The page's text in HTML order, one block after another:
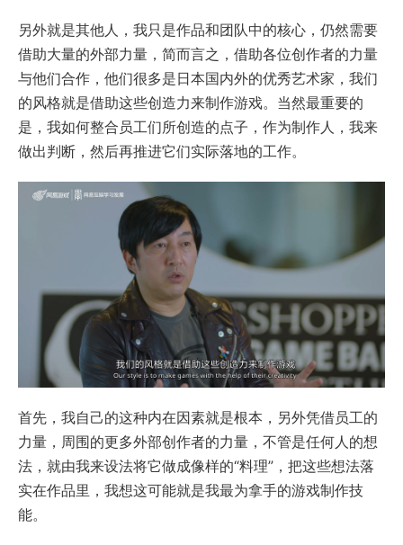
另外就是其他人，我只是作品和团队中的核心，仍然需要
借助大量的外部力量，简而言之，借助各位创作者的力量
与他们合作，他们很多是日本国内外的优秀艺术家，我们
的风格就是借助这些创造力来制作游戏。当然最重要的
是，我如何整合员工们所创造的点子，作为制作人，我来
做出判断，然后再推进它们实际落地的工作。
首先，我自己的这种内在因素就是根本，另外凭借员工的
力量，周围的更多外部创作者的力量，不管是任何人的想
法，就由我来设法将它做成像样的“料理”，把这些想法落
实在作品里，我想这可能就是我最为拿手的游戏制作技
能。